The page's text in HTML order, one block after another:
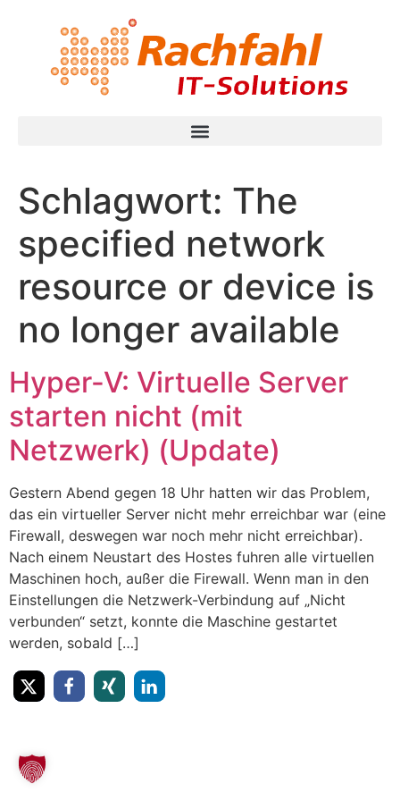
Schlagwort: The
specified network
resource or device is
no longer available
Hyper-V: Virtuelle Server
starten nicht (mit
Netzwerk) (Update)
Gestern Abend gegen 18 Uhr hatten wir das Problem,
das ein virtueller Server nicht mehr erreichbar war (eine
Firewall, deswegen war noch mehr nicht erreichbar).
Nach einem Neustart des Hostes fuhren alle virtuellen
Maschinen hoch, außer die Firewall. Wenn man in den
Einstellungen die Netzwerk-Verbindung auf „Nicht
verbunden“ setzt, konnte die Maschine gestartet
werden, sobald […]